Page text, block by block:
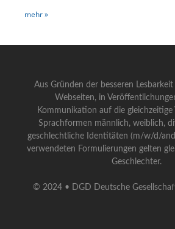
mehr »
Aus Gründen der besseren
Webseiten, in
Kommunikation auf die gleichzeitige
Sprachformen männlich, weiblich,
geschlechtliche Identitäten (m/w/d/
verwendeten Formulierungen gelten
Geschlechter.
© 2024 • DGD Deutsche